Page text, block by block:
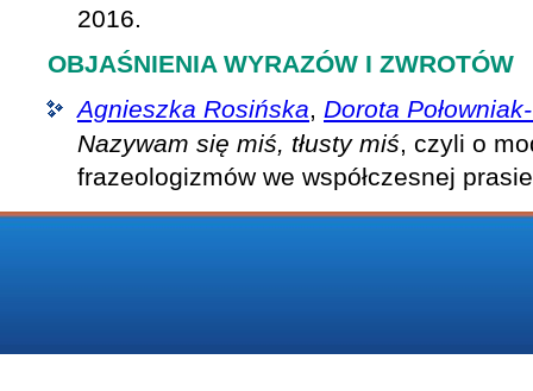
2016.
OBJAŚNIENIA WYRAZÓW I ZWROTÓW
Agnieszka Rosińska, Dorota
Nazywam się miś, tłusty miś, czyli o
frazeologizmów we współczesnej